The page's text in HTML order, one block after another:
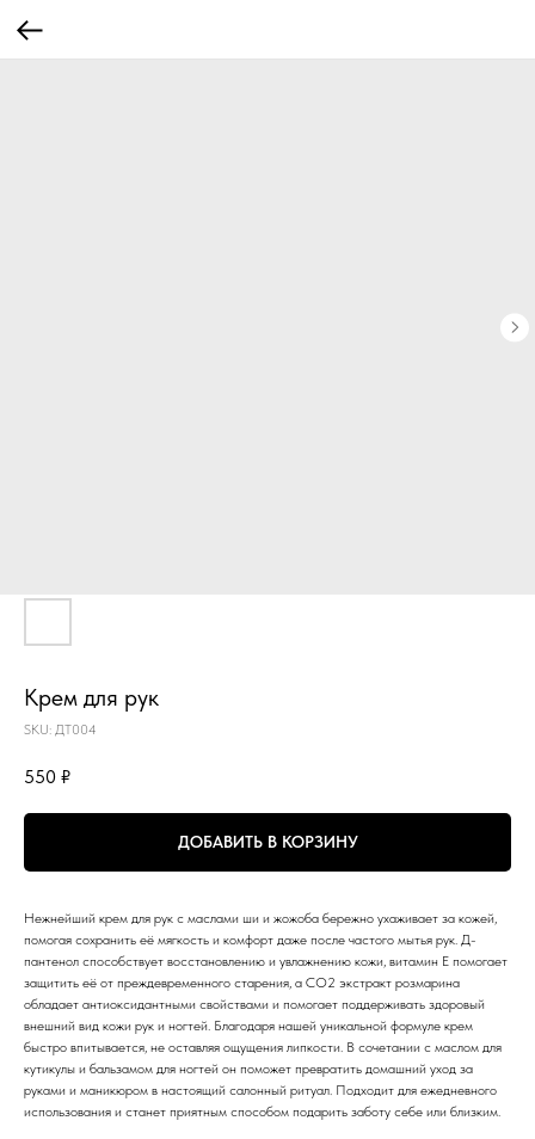
Крем для рук
SKU: ДТ004
550 ₽
ДОБАВИТЬ В КОРЗИНУ
Нежнейший крем для рук с маслами ши и жожоба бережно ухаживает за кожей,
помогая сохранить её мягкость и комфорт даже после частого мытья рук. Д-
пантенол способствует восстановлению и увлажнению кожи, витамин Е помогает
защитить её от преждевременного старения, а CO2 экстракт розмарина
обладает антиоксидантными свойствами и помогает поддерживать здоровый
внешний вид кожи рук и ногтей. Благодаря нашей уникальной формуле крем
быстро впитывается, не оставляя ощущения липкости. В сочетании с маслом для
кутикулы и бальзамом для ногтей он поможет превратить домашний уход за
руками и маникюром в настоящий салонный ритуал. Подходит для ежедневного
использования и станет приятным способом подарить заботу себе или близким.